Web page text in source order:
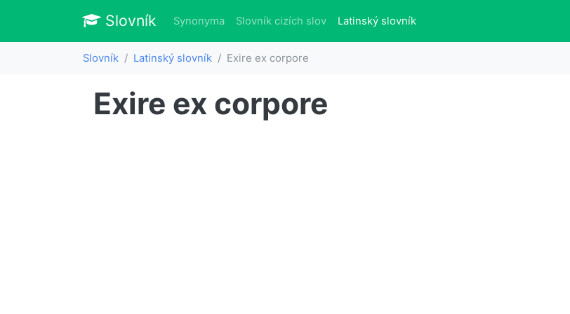
Slovník Slovník
Synonyma Slovník cizích slov Latinský slovník(aktuálně)
Slovník Latinský slovník Exire ex corpore
Exire ex corpore